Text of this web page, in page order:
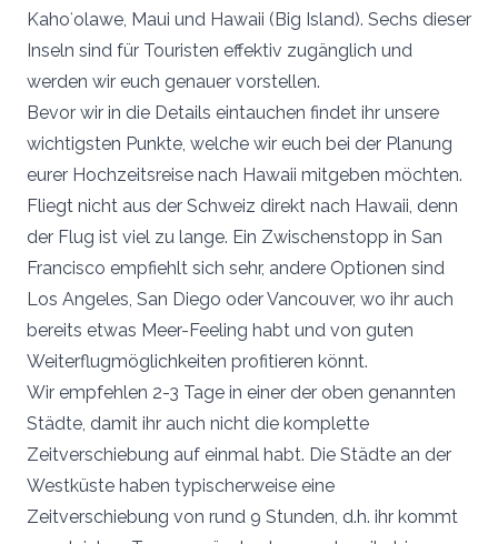
Kahoʻolawe, Maui und Hawaii (Big Island). Sechs dieser
Inseln sind für Touristen effektiv zugänglich und
werden wir euch genauer vorstellen.
Bevor wir in die Details eintauchen findet ihr unsere
wichtigsten Punkte, welche wir euch bei der Planung
eurer Hochzeitsreise nach Hawaii mitgeben möchten.
Fliegt nicht aus der Schweiz direkt nach Hawaii, denn
der Flug ist viel zu lange. Ein Zwischenstopp in San
Francisco empfiehlt sich sehr, andere Optionen sind
Los Angeles, San Diego oder Vancouver, wo ihr auch
bereits etwas Meer-Feeling habt und von guten
Weiterflugmöglichkeiten profitieren könnt.
Wir empfehlen 2-3 Tage in einer der oben genannten
Städte, damit ihr auch nicht die komplette
Zeitverschiebung auf einmal habt. Die Städte an der
Westküste haben typischerweise eine
Zeitverschiebung von rund 9 Stunden, d.h. ihr kommt